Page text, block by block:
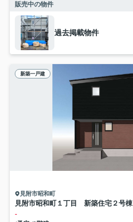
販売中の物件
過去掲載物件
新築一戸建
見附市昭和町
見附市昭和町１丁目 新築住宅２号棟
-